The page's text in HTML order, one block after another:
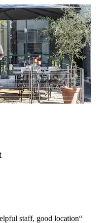
staff, good location“